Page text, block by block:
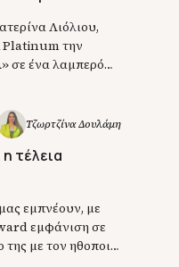
Λιόλιου,
Platinum την
σε ένα λαμπερό
Τζωρτζίνα Δουλάμη
τέλεια
εμπνέουν, με
εμφάνιση σε
με τον ηθοποιό